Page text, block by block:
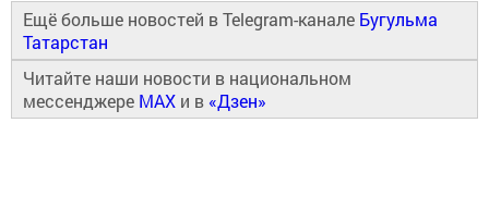
Ещё больше новостей в Telegram-канале Бугульма
Татарстан
Читайте наши новости в национальном
мессенджере MAX и в «Дзен»